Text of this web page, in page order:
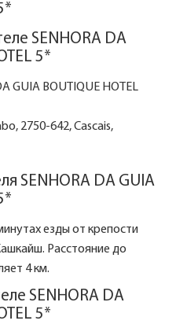
SENHORA DA
5*
GUIA BOUTIQUE HOTEL
2750-642, Cascais,
SENHORA DA GUIA
езды от крепости
Расстояние до
4 км.
SENHORA DA
5*